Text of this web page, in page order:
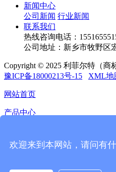
新闻中心
公司新闻 行业新闻
联系我们
热线咨询电话：
公司地址：新乡市牧野区
Copyright © 2025 利菲尔特（商
豫ICP备18000213号-15
XML地
网站首页
产品中心
新闻中心
欢迎来到本网站，请问有